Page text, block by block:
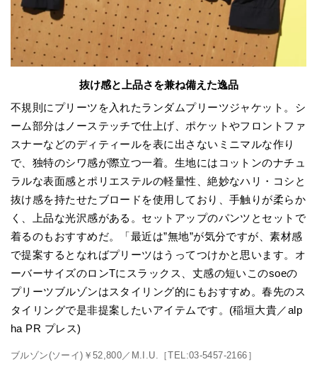
抜け感と上品さを兼ね備えた逸品
不規則にプリーツを入れたランダムプリーツジャケット。シ
ーム部分はノーステッチで仕上げ、ポケットやフロントファ
スナーなどのディティールを表に出さないミニマルな作り
で、独特のシワ感が際立つ一着。生地にはコットンのナチュ
ラルな表面感とポリエステルの軽量性、絶妙なハリ・コシと
抜け感を持たせたブロードを使用しており、手触りが柔らか
く、上品な光沢感がある。セットアップのパンツとセットで
着るのもおすすめだ。「最近は”無地”が気分ですが、素材感
で提案するとなればプリーツはうってつけかと思います。オ
ーバーサイズのロンTにスラックス、丈感の短いこのsoeの
プリーツブルゾンはスタイリング的にもおすすめ。春先のス
タイリングで是非提案したいアイテムです。(稲垣大貴／alp
ha PR プレス)
ブルゾン(ソーイ)￥52,800／M.I.U.［TEL:03-5457-2166］